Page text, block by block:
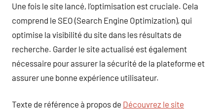
Une fois le site lancé, l’optimisation est cruciale. Cela
comprend le SEO (Search Engine Optimization), qui
optimise la visibilité du site dans les résultats de
recherche. Garder le site actualisé est également
nécessaire pour assurer la sécurité de la plateforme et
assurer une bonne expérience utilisateur.
Texte de référence à propos de Découvrez le site